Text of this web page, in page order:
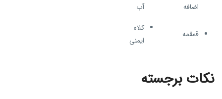
اضافه
آب
قمقمه
کلاه
ایمنی
نکات برجسته